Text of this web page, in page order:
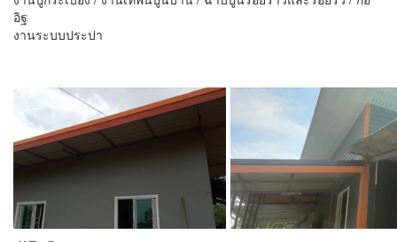
อิฐ
งานระบบประปา